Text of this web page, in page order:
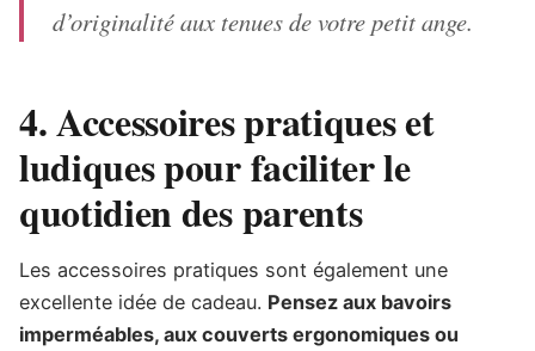
d’originalité aux tenues de votre petit ange.
4. Accessoires pratiques et
ludiques pour faciliter le
quotidien des parents
Les accessoires pratiques sont également une
excellente idée de cadeau. Pensez aux bavoirs
imperméables, aux couverts ergonomiques ou